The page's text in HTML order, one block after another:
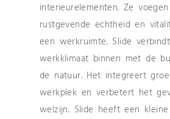
interieurelementen. Ze
rustgevende echtheid en
een werkruimte. Slide
werkklimaat binnen met de
de natuur. Het integreert
werkplek en verbetert het
welzijn. Slide heeft een